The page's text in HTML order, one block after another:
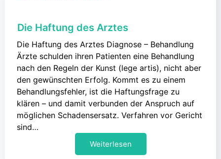
Die Haftung des Arztes
Die Haftung des Arztes Diagnose – Behandlung
Ärzte schulden ihren Patienten eine Behandlung
nach den Regeln der Kunst (lege artis), nicht aber
den gewünschten Erfolg. Kommt es zu einem
Behandlungsfehler, ist die Haftungsfrage zu
klären – und damit verbunden der Anspruch auf
möglichen Schadensersatz. Verfahren vor Gericht
sind…
Weiterlesen